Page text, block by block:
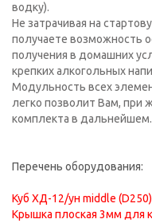
водку).
Не затрачивая на
получаете возможность
получения в домашних
крепких алкогольных
Модульность всех
легко позволит Вам, при
комплекта в дальнейшем.
Перечень оборудования:
Куб ХД-12/ун middle
Крышка плоская 3мм для